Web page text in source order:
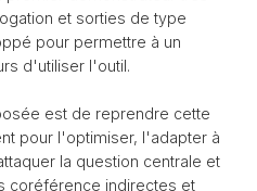
et sorties de type
pour permettre à un
d'utiliser l'outil.
est de reprendre cette
pour l'optimiser, l'adapter à
la question centrale et
coréférence indirectes et